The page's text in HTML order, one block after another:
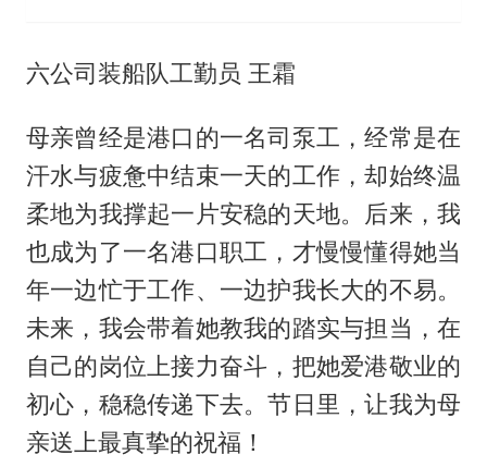
六公司装船队工勤员 王霜
母亲曾经是港口的一名司泵工，经常是在
汗水与疲惫中结束一天的工作，却始终温
柔地为我撑起一片安稳的天地。后来，我
也成为了一名港口职工，才慢慢懂得她当
年一边忙于工作、一边护我长大的不易。
未来，我会带着她教我的踏实与担当，在
自己的岗位上接力奋斗，把她爱港敬业的
初心，稳稳传递下去。节日里，让我为母
亲送上最真挚的祝福！